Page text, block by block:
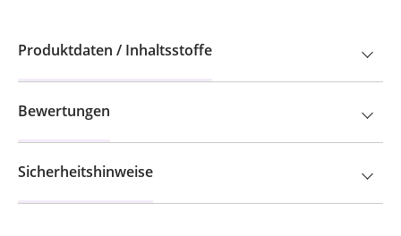
Produktdaten / Inhaltsstoffe
Bewertungen
Sicherheitshinweise